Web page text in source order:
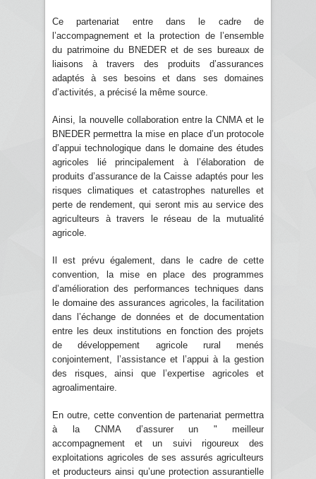
Ce partenariat entre dans le cadre de
l’accompagnement et la protection de l’ensemble
du patrimoine du BNEDER et de ses bureaux de
liaisons à travers des produits d’assurances
adaptés à ses besoins et dans ses domaines
d’activités, a précisé la même source.
Ainsi, la nouvelle collaboration entre la CNMA et le
BNEDER permettra la mise en place d’un protocole
d’appui technologique dans le domaine des études
agricoles lié principalement à l’élaboration de
produits d’assurance de la Caisse adaptés pour les
risques climatiques et catastrophes naturelles et
perte de rendement, qui seront mis au service des
agriculteurs à travers le réseau de la mutualité
agricole.
Il est prévu également, dans le cadre de cette
convention, la mise en place des programmes
d’amélioration des performances techniques dans
le domaine des assurances agricoles, la facilitation
dans l’échange de données et de documentation
entre les deux institutions en fonction des projets
de développement agricole rural menés
conjointement, l’assistance et l’appui à la gestion
des risques, ainsi que l’expertise agricoles et
agroalimentaire.
En outre, cette convention de partenariat permettra
à la CNMA d’assurer un " meilleur
accompagnement et un suivi rigoureux des
exploitations agricoles de ses assurés agriculteurs
et producteurs ainsi qu’une protection assurantielle